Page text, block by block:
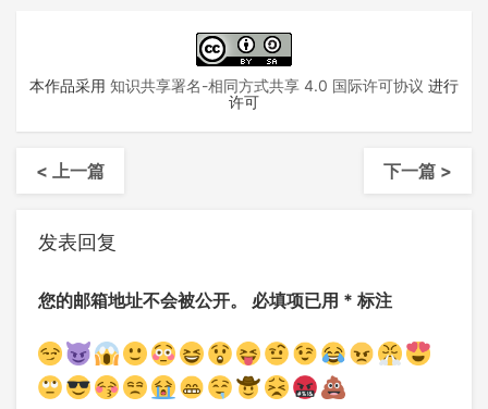
本作品采用 知识共享署名-相同方式共享 4.0 国际许可协议 进行
许可
< 上一篇 下一篇 >
发表回复
您的邮箱地址不会被公开。 必填项已用 * 标注